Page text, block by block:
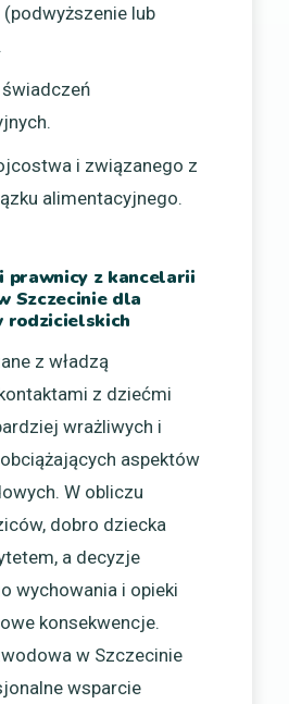
lub
i związanego z
alimentacyjnego.
prawnicy z kancelarii
Szczecinie dla
rodzicielskich
z władzą
z dziećmi
wrażliwych i
aspektów
W obliczu
dobro dziecka
a decyzje
wychowania i opieki
konsekwencje.
w Szczecinie
wsparcie